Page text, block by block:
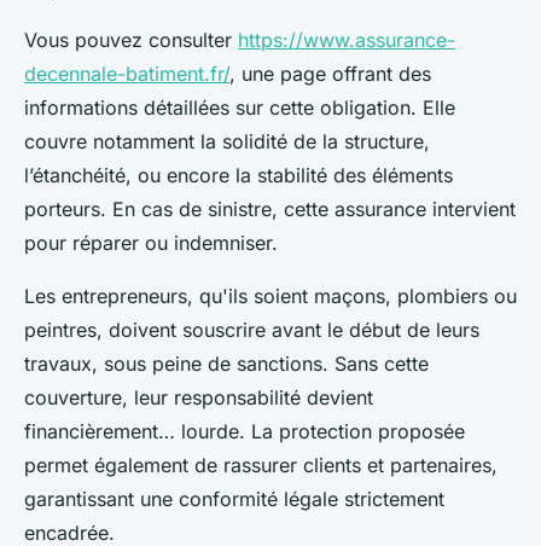
Vous pouvez consulter https://www.assurance-
decennale-batiment.fr/, une page offrant des
informations détaillées sur cette obligation. Elle
couvre notamment la solidité de la structure,
l’étanchéité, ou encore la stabilité des éléments
porteurs. En cas de sinistre, cette assurance intervient
pour réparer ou indemniser.
Les entrepreneurs, qu'ils soient maçons, plombiers ou
peintres, doivent souscrire avant le début de leurs
travaux, sous peine de sanctions. Sans cette
couverture, leur responsabilité devient
financièrement… lourde. La protection proposée
permet également de rassurer clients et partenaires,
garantissant une conformité légale strictement
encadrée.